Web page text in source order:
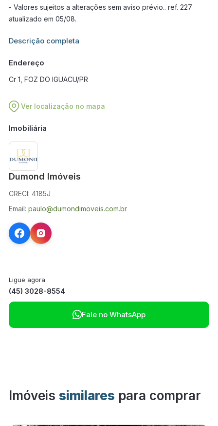
- Valores sujeitos a alterações sem aviso prévio.. ref. 227
atualizado em 05/08.
Informações adicionais sobre este imóvel estarão disponíveis
Descrição completa
Endereço
Cr 1, FOZ DO IGUACU/PR
Ver localização no mapa
Imobiliária
Dumond Imóveis
CRECI: 4185J
Email: paulo@dumondimoveis.com.br
Ligue agora
(45) 3028-8554
Fale no WhatsApp
Imóveis similares para comprar